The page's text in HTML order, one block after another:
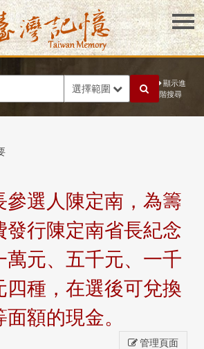
選擇範圍
顯示進
階搜尋
參選人陳定南，為籌
發行陳定南省長紀念
萬元、五千元、一千
四種，在選後可兌換
額的現金。
管理頁面